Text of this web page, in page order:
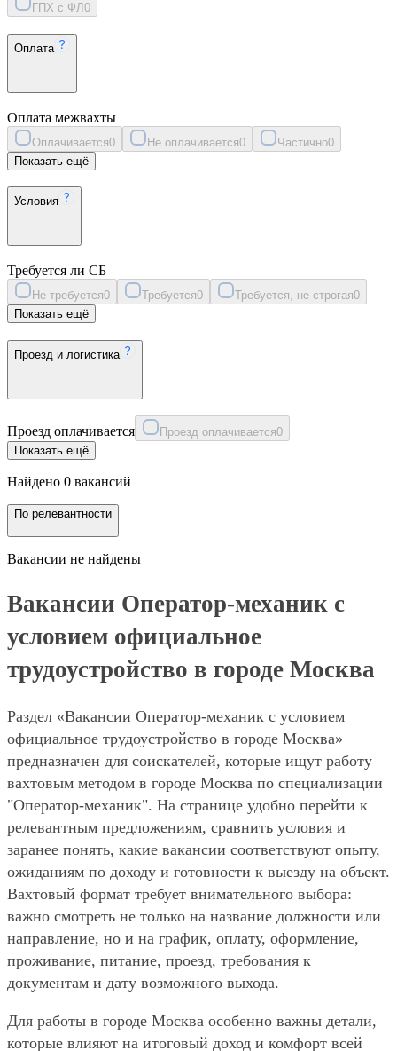
ГПХ с ФЛ 0
Оплата
Оплата межвахты
Оплачивается0 Не оплачивается0 Частично0
Показать ещё
Условия
Требуется ли СБ
Не требуется0 Требуется0 Требуется, не строгая0
Показать ещё
Проезд и логистика
Проезд оплачивается Проезд оплачивается0
Показать ещё
Найдено 0 вакансий
По релевантности
Вакансии не найдены
Вакансии Оператор-механик с
условием официальное
трудоустройство в городе Москва
Раздел «Вакансии Оператор-механик с условием
официальное трудоустройство в городе Москва»
предназначен для соискателей, которые ищут работу
вахтовым методом в городе Москва по специализации
"Оператор-механик". На странице удобно перейти к
релевантным предложениям, сравнить условия и
заранее понять, какие вакансии соответствуют опыту,
ожиданиям по доходу и готовности к выезду на объект.
Вахтовый формат требует внимательного выбора:
важно смотреть не только на название должности или
направление, но и на график, оплату, оформление,
проживание, питание, проезд, требования к
документам и дату возможного выхода.
Для работы в городе Москва особенно важны детали,
которые влияют на итоговый доход и комфорт всей